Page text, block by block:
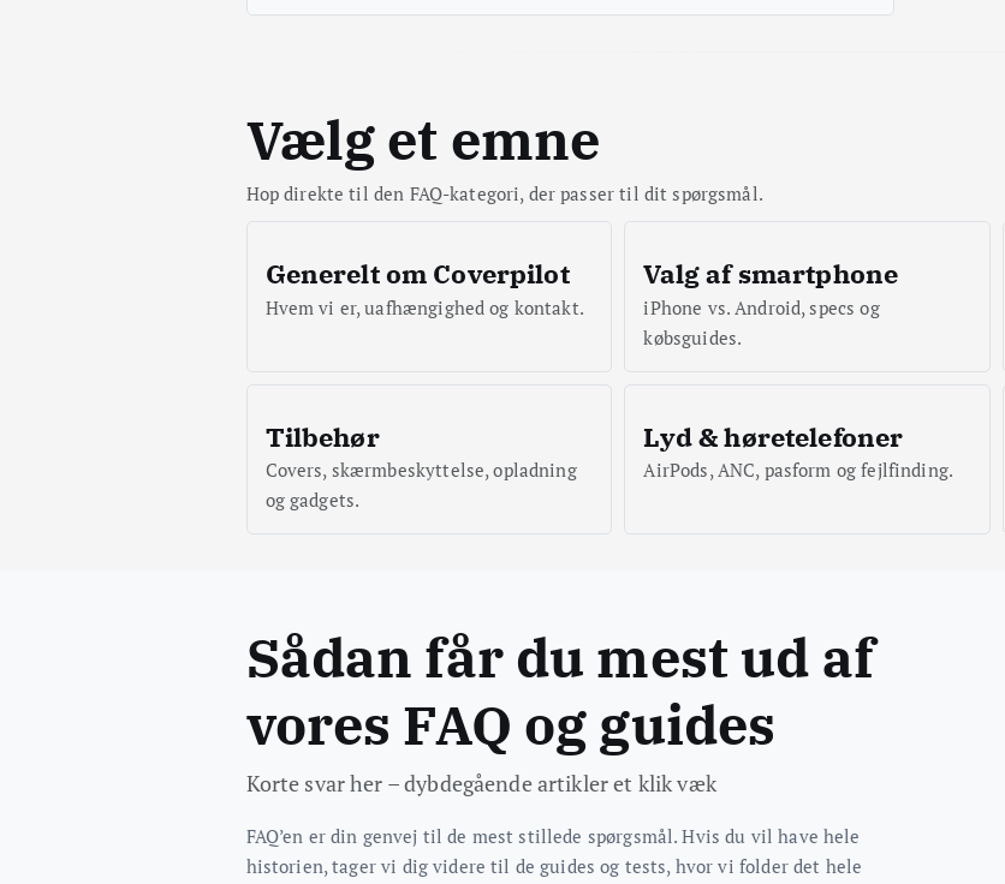
Vælg et emne
Hop direkte til den FAQ-kategori, der passer til dit spørgsmål.
Generelt om Coverpilot
Hvem vi er, uafhængighed og kontakt.
Valg af smartphone
iPhone vs. Android, specs og
købsguides.
Tilbehør
Covers, skærmbeskyttelse, opladning
og gadgets.
Lyd & høretelefoner
AirPods, ANC, pasform og fejlfinding.
Sådan får du mest ud af
vores FAQ og guides
Korte svar her – dybdegående artikler et klik væk
FAQ’en er din genvej til de mest stillede spørgsmål. Hvis du vil have hele
historien, tager vi dig videre til de guides og tests, hvor vi folder det hele